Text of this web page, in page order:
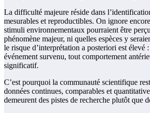
La difficulté majeure réside dans
mesurables et reproductibles. On ignore
stimuli environnementaux pourraient être
phénomène majeur, ni quelles espèces y
le risque d’interprétation a posteriori est élevé
événement survenu, tout comportement
significatif.
C’est pourquoi la communauté scientifique
données continues, comparables et
demeurent des pistes de recherche plutôt que